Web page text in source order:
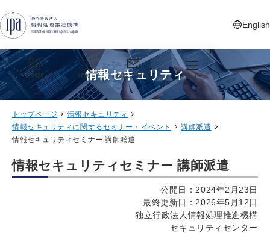
English
新しいタ
目的別 検索 お問い合わせ メニュー
情報セキュリティ
トップページ
情報セキュリティ
情報セキュリティに関するセミナー・イベント
講師派遣
情報セキュリティセミナー 講師派遣
情報セキュリティセミナー 講師派遣
公開日：2024年2月23日
最終更新日：2026年5月12日
独立行政法人情報処理推進機構
セキュリティセンター